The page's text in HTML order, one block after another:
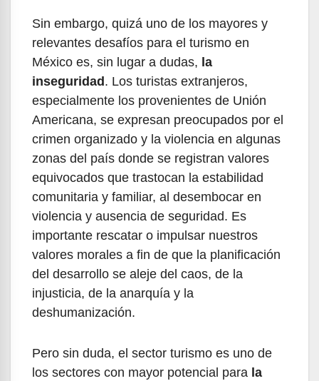
Sin embargo, quizá uno de los mayores y
relevantes desafíos para el turismo en
México es, sin lugar a dudas, la
inseguridad . Los turistas extranjeros,
especialmente los provenientes de Unión
Americana, se expresan preocupados por el
crimen organizado y la violencia en algunas
zonas del país donde se registran valores
equivocados que trastocan la estabilidad
comunitaria y familiar, al desembocar en
violencia y ausencia de seguridad. Es
importante rescatar o impulsar nuestros
valores morales a fin de que la planificación
del desarrollo se aleje del caos, de la
injusticia, de la anarquía y la
deshumanización.
Pero sin duda, el sector turismo es uno de
los sectores con mayor potencial para la